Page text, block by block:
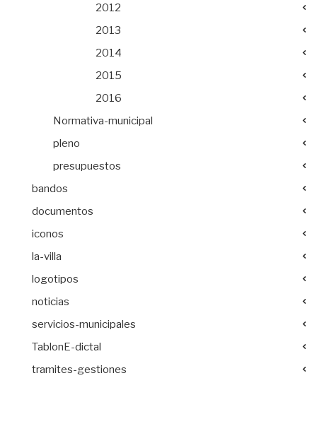
2012
2013
2014
2015
2016
Normativa-municipal
pleno
presupuestos
bandos
documentos
iconos
la-villa
logotipos
noticias
servicios-municipales
TablonE-dictal
tramites-gestiones